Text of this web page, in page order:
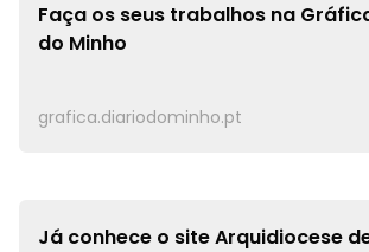
Faça os seus trabalhos na
do Minho
grafica.diariodominho.pt
Já conhece o siteArquidiocese